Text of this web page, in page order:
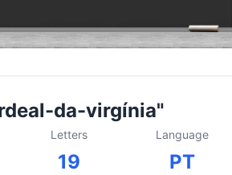
da-virgínia"
Letters
19
Language
PT